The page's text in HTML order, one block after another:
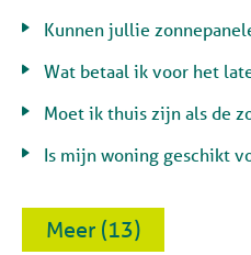
Kunnen jullie
Wat betaal ik voor het
Moet ik thuis zijn als de
Is mijn woning geschikt
Meer (13)